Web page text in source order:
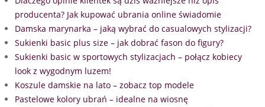
producenta? Jak kupować ubrania online świadomie
Damska marynarka – jaką wybrać do casualowych stylizacji?
Sukienki basic plus size – jak dobrać fason do figury?
Sukienki basic w sportowych stylizacjach – połącz kobiecy
look z wygodnym luzem!
Koszule damskie na lato – zobacz top modele
Pastelowe kolory ubrań – idealne na wiosnę